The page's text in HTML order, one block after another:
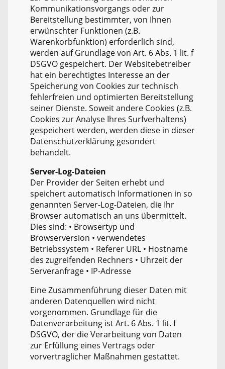
Kommunikationsvorgangs oder zur
Bereitstellung bestimmter, von Ihnen
erwünschter Funktionen (z.B.
Warenkorbfunktion) erforderlich sind,
werden auf Grundlage von Art. 6 Abs. 1 lit. f
DSGVO gespeichert. Der Websitebetreiber
hat ein berechtigtes Interesse an der
Speicherung von Cookies zur technisch
fehlerfreien und optimierten Bereitstellung
seiner Dienste. Soweit andere Cookies (z.B.
Cookies zur Analyse Ihres Surfverhaltens)
gespeichert werden, werden diese in dieser
Datenschutzerklärung gesondert
behandelt.
Server-Log-Dateien
Der Provider der Seiten erhebt und
speichert automatisch Informationen in so
genannten Server-Log-Dateien, die Ihr
Browser automatisch an uns übermittelt.
Dies sind: • Browsertyp und
Browserversion • verwendetes
Betriebssystem • Referer URL • Hostname
des zugreifenden Rechners • Uhrzeit der
Serveranfrage • IP-Adresse
Eine Zusammenführung dieser Daten mit
anderen Datenquellen wird nicht
vorgenommen. Grundlage für die
Datenverarbeitung ist Art. 6 Abs. 1 lit. f
DSGVO, der die Verarbeitung von Daten
zur Erfüllung eines Vertrags oder
vorvertraglicher Maßnahmen gestattet.